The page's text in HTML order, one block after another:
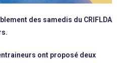
des samedis du CRIFLDA
ont proposé deux